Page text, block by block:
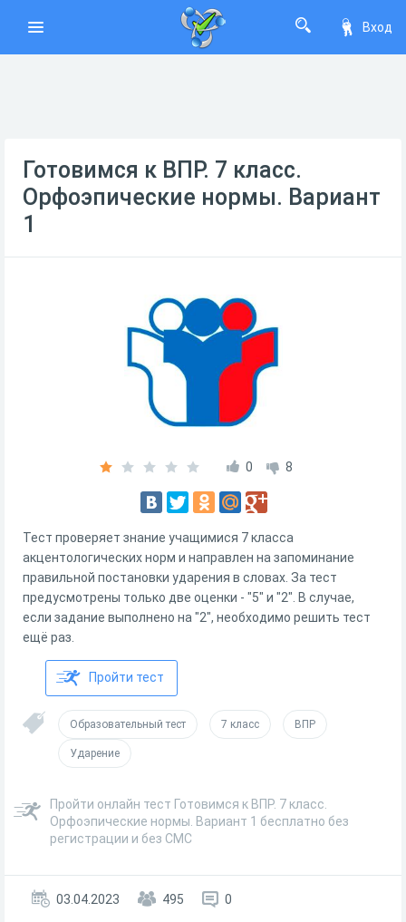
Вход
Готовимся к ВПР. 7 класс.
Орфоэпические нормы. Вариант
1
0 8
Тест проверяет знание учащимися 7 класса
акцентологических норм и направлен на запоминание
правильной постановки ударения в словах. За тест
предусмотрены только две оценки - "5" и "2". В случае,
если задание выполнено на "2", необходимо решить тест
ещё раз.
Пройти тест
Образовательный тест 7 класс ВПР
Ударение
Пройти онлайн тест Готовимся к ВПР. 7 класс.
Орфоэпические нормы. Вариант 1 бесплатно без
регистрации и без СМС
03.04.2023 495 0